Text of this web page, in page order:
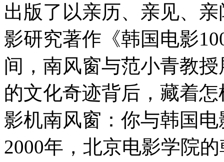
出版了以亲历、亲见、
影研究著作《韩国电影
间，南风窗与范小青教
的文化奇迹背后，藏着
影机南风窗：你与韩国
2000年，北京电影学院